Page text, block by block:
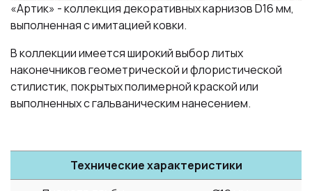
«Артик» - коллекция декоративных карнизов D16 мм,
выполненная с имитацией ковки.
В коллекции имеется широкий выбор литых
наконечников геометрической и флористической
стилистик, покрытых полимерной краской или
выполненных с гальваническим нанесением.
Технические характеристики